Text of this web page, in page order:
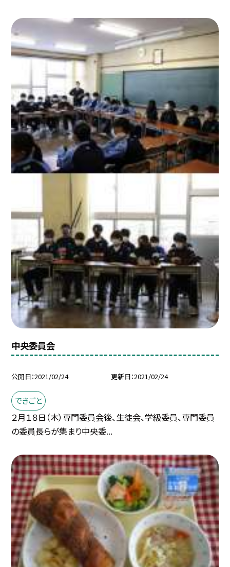
中央委員会
公開日 2021/02/24 更新日 2021/02/24
できごと
２月１８日（木）専門委員会後、生徒会、学級委員、専門委員
の委員長らが集まり中央委...